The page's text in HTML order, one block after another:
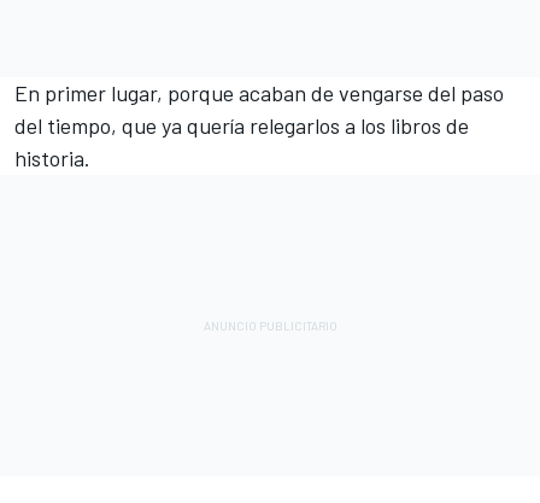
En primer lugar, porque acaban de vengarse del paso
del tiempo, que ya quería relegarlos a los libros de
historia.